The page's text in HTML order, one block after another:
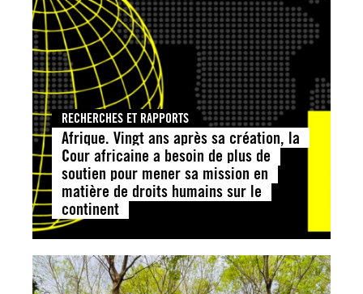
RECHERCHES ET RAPPORTS
Afrique. Vingt ans après sa création, la
Cour africaine a besoin de plus de
soutien pour mener sa mission en
matière de droits humains sur le
continent